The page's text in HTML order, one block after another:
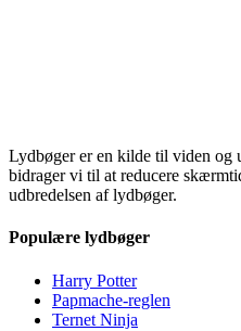
Lydbøger er en kilde til viden og
bidrager vi til at reducere
udbredelsen af lydbøger.
Populære lydbøger
Harry Potter
Papmache-reglen
Ternet Ninja